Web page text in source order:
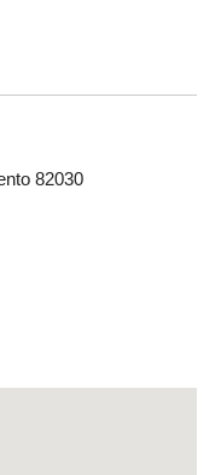
82030